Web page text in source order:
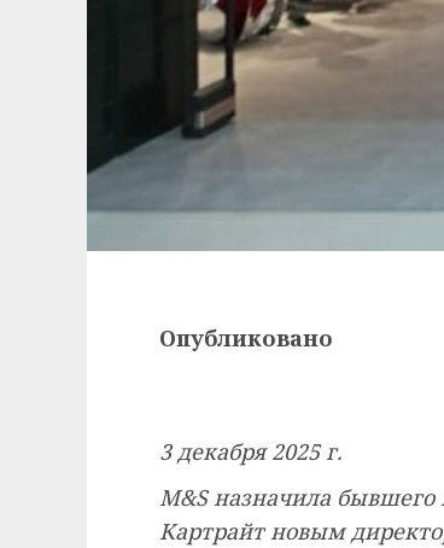
Опубликовано
3 декабря 2025 г.
M&S назначила
Картрайт новым